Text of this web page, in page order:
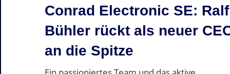
Conrad Electronic SE: Ralf
Bühler rückt als neuer
an die Spitze